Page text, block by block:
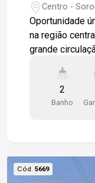
Centro -
Oportunidade
na região
grande
clientes.
fácil acesso
conectando
amplitude e
banheiros e
2
Banho
Cód. 5669